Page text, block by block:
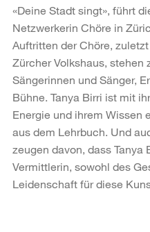
«Deine Stadt singt», führt
Netzwerkerin Chöre in
Auftritten der Chöre,
Zürcher Volkshaus, stehen
Sängerinnen und Sänger,
Bühne. Tanya Birri ist mit
Energie und ihrem Wissen
aus dem Lehrbuch. Und
zeugen davon, dass Tanya
Vermittlerin, sowohl des
Leidenschaft für diese